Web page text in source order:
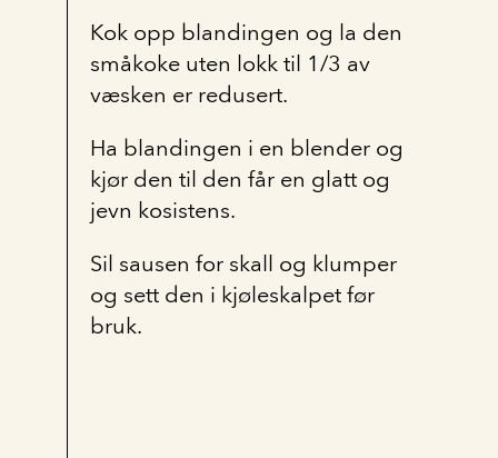
Kok opp blandingen og la den
småkoke uten lokk til 1/3 av
væsken er redusert.
Ha blandingen i en blender og
kjør den til den får en glatt og
jevn kosistens.
Sil sausen for skall og klumper
og sett den i kjøleskalpet før
bruk.